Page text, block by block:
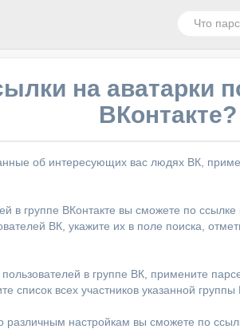
на аватарки
ВКонтакте?
об интересующих вас людях ВК,
в группе ВКонтакте вы сможете по ссылке
ВК, укажите их в поле поиска,
в группе ВК, примените
список всех участников указанной
различным настройкам вы сможете по